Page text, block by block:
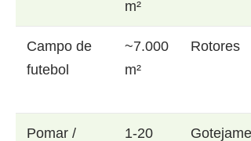
m²
Campo de
futebol
~7.000
m²
Rotores
Pomar /
1-20